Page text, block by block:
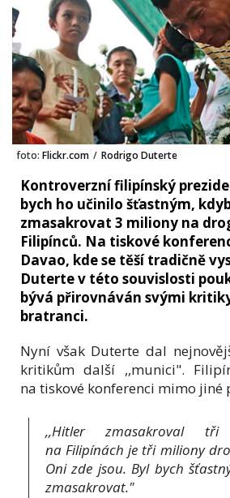
foto: Flickr.com / Rodrigo Duterte
Kontroverzní filipínský
bych ho učinilo šťastným,
zmasakrovat 3 miliony na
Filipínců. Na tiskové
Davao, kde se těší tradičně
Duterte v této souvislosti
bývá přirovnáván svými
bratranci.
Nyní však Duterte dal
kritikům další ,,munici".
na tiskové konferenci mimo jiné
,,Hitler zmasakroval tři
na Filipínách je tři miliony
Oni zde jsou. Byl bych
zmasakrovat."